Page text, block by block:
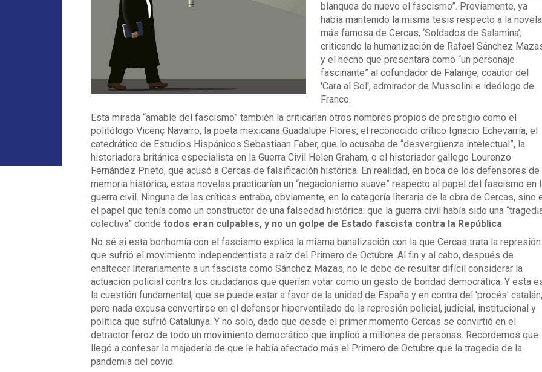
blanquea de nuevo el fascismo”. Previamente, ya
había mantenido la misma tesis respecto a la novela
más famosa de Cercas, ‘Soldados de Salamina’,
criticando la humanización de Rafael Sánchez
y el hecho que presentara como “un personaje
fascinante” al cofundador de Falange, coautor del
'Cara al Sol', admirador de Mussolini e ideólogo de
Franco.
Esta mirada “amable del fascismo” también la criticarían otros nombres propios de prestigio como el
politólogo Vicenç Navarro, la poeta mexicana Guadalupe Flores, el reconocido crítico Ignacio Echevarría, el
catedrático de Estudios Hispánicos Sebastiaan Faber, que lo acusaba de “desvergüenza intelectual”, la
historiadora británica especialista en la Guerra Civil Helen Graham, o el historiador gallego Lourenzo
Fernández Prieto, que acusó a Cercas de falsificación histórica. En realidad, en boca de los defensores de
memoria histórica, estas novelas practicarían un “negacionismo suave” respecto al papel del fascismo en
guerra civil. Ninguna de las críticas entraba, obviamente, en la categoría literaria de la obra de Cercas, sino
el papel que tenía como un constructor de una falsedad histórica: que la guerra civil había sido una
colectiva” donde todos eran culpables, y no un golpe de Estado fascista contra la República.
No sé si esta bonhomía con el fascismo explica la misma banalización con la que Cercas trata la represión
que sufrió el movimiento independentista a raíz del Primero de Octubre. Al fin y al cabo, después de
enaltecer literariamente a un fascista como Sánchez Mazas, no le debe de resultar difícil considerar la
actuación policial contra los ciudadanos que querían votar como un gesto de bondad democrática. Y esta
la cuestión fundamental, que se puede estar a favor de la unidad de España y en contra del 'procés' catalán,
pero nada excusa convertirse en el defensor hiperventilado de la represión policial, judicial, institucional y
política que sufrió Catalunya. Y no solo, dado que desde el primer momento Cercas se convirtió en el
detractor feroz de todo un movimiento democrático que implicó a millones de personas. Recordemos que
llegó a confesar la majadería de que le había afectado más el Primero de Octubre que la tragedia de la
pandemia del covid.